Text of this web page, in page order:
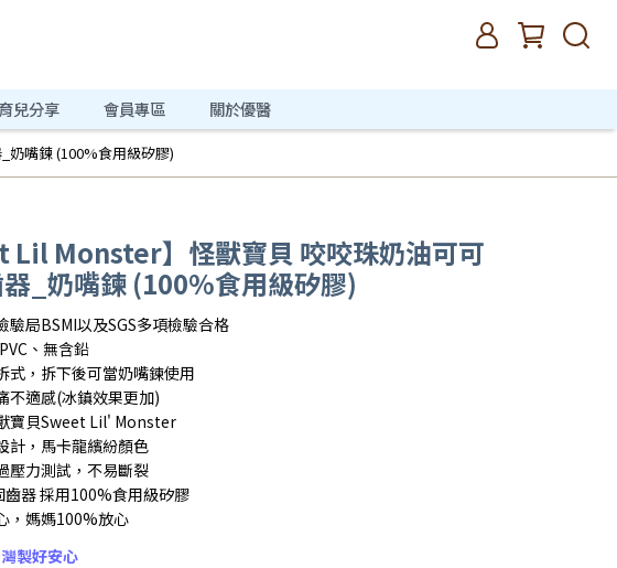
育兒分享 會員專區 關於優醫
奶嘴鍊 (100%食用級矽膠)
Lil Monster】怪獸寶貝 咬咬珠奶油可可
_奶嘴鍊 (100%食用級矽膠)
驗局BSMI以及SGS多項檢驗合格
、無含鉛
式，拆下後可當奶嘴鍊使用
不適感(冰鎮效果更加)
寶貝Sweet Lil' Monster
計，馬卡龍繽紛顏色
壓力測試，不易斷裂
齒器 採用100%食用級矽膠
，媽媽100%放心
製好安心